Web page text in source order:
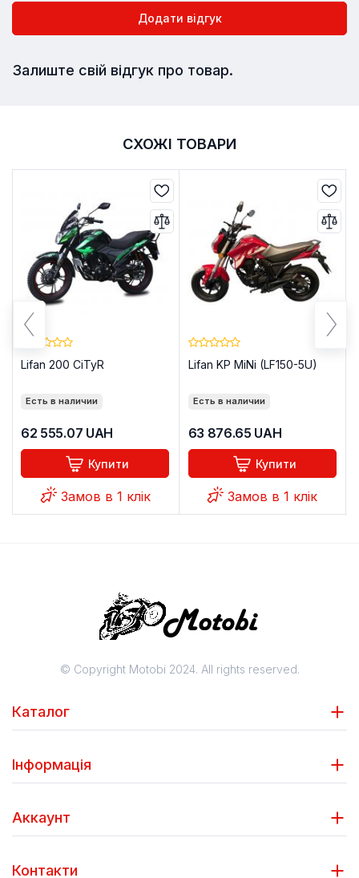
Додати відгук
Залиште свій відгук про товар.
СХОЖІ ТОВАРИ
Lifan 200 CiTyR
Есть в наличии
62 555.07 UAH
Купити
Замов в 1 клік
Lifan KP MiNi (LF150-5U)
Есть в наличии
63 876.65 UAH
Купити
Замов в 1 клік
© Copyright Motobi 2024. All rights reserved.
Каталог
Інформація
Аккаунт
Контакти